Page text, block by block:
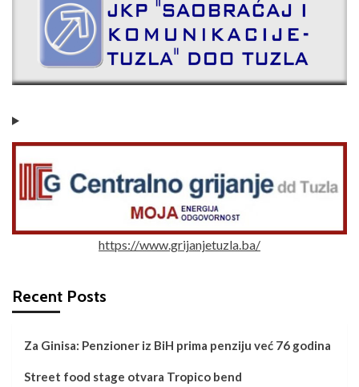
https://www.grijanjetuzla.ba/
Recent Posts
Za Ginisa: Penzioner iz BiH prima penziju već 76 godina
Street food stage otvara Tropico bend